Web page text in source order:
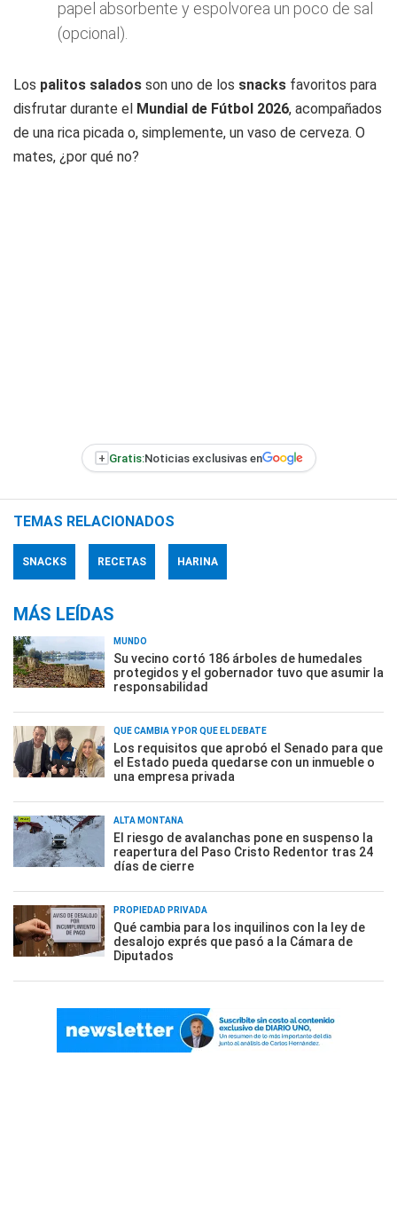
papel absorbente y espolvorea un poco de sal
(opcional).
Los palitos salados son uno de los snacks favoritos para
disfrutar durante el Mundial de Fútbol 2026, acompañados
de una rica picada o, simplemente, un vaso de cerveza. O
mates, ¿por qué no?
+ Gratis:Noticias exclusivas en
TEMAS RELACIONADOS
SNACKS RECETAS HARINA
MÁS LEÍDAS
MUNDO
Su vecino cortó 186 árboles de humedales
protegidos y el gobernador tuvo que asumir la
responsabilidad
QUÉ CAMBIA Y POR QUÉ EL DEBATE
Los requisitos que aprobó el Senado para que
el Estado pueda quedarse con un inmueble o
una empresa privada
ALTA MONTAÑA
El riesgo de avalanchas pone en suspenso la
reapertura del Paso Cristo Redentor tras 24
días de cierre
PROPIEDAD PRIVADA
Qué cambia para los inquilinos con la ley de
desalojo exprés que pasó a la Cámara de
Diputados